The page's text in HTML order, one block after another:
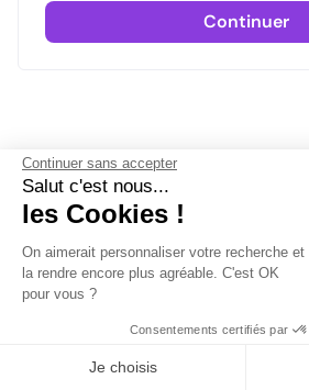
Continuer sans accepter
Salut c'est nous...
les Cookies !
On aimerait personnaliser votre recherche et
la rendre encore plus agréable. C'est OK
pour vous ?
Consentements certifiés par
Je choisis
Continuer